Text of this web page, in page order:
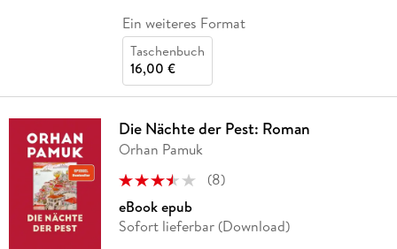
Ein weiteres Format
Taschenbuch
16,00 €
Die Nächte der Pest: Roman
Orhan Pamuk
(8)
eBook epub
Sofort lieferbar (Download)